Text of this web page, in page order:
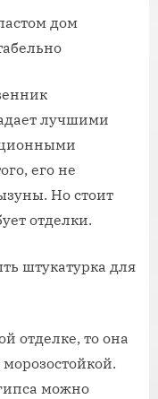
лучшими
его не
Но стоит
отделки.
штукатурка для
отделке, то она
можно